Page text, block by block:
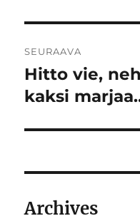
SEURAAVA
Seuraava
artikkeli:
Hitto vie,
kaksi
Archives